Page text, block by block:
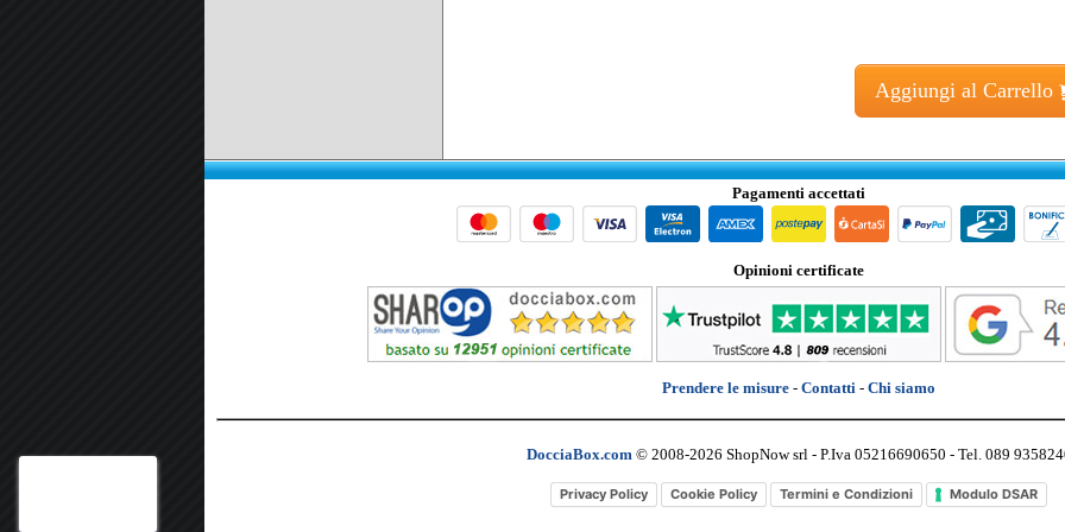
Aggiungi al Carrello
Pagamenti accettati
Opinioni certificate
Prendere le misure - Contatti - Chi siamo
DocciaBox.com © 2008-2026 ShopNow srl - P.Iva 05216690650 - Tel. 089
Privacy Policy Cookie Policy Termini e Condizioni Modulo DSAR